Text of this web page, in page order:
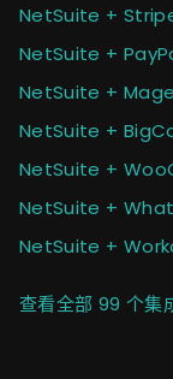
NetSuite +
NetSuite +
NetSuite +
NetSuite +
NetSuite +
NetSuite +
NetSuite +
查看全部 99 个集